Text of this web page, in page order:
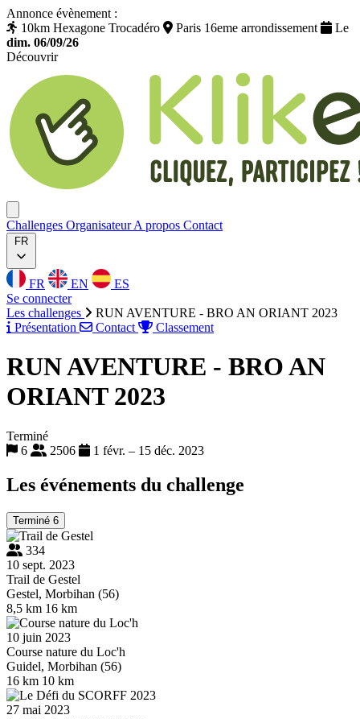
Annonce évènement :
10km Hexagone Trocadéro
Paris 16eme arrondissement
Le
dim. 06/09/26
Découvrir
Challenges OrganisateurA propos Contact
FR
FR EN
ES
Se connecter
Les challenges
RUN AVENTURE - BRO AN ORIANT 2023
Présentation
Contact Classement
RUN AVENTURE - BRO AN
ORIANT 2023
Terminé
6
2506 1 févr. – 15 déc. 2023
Les événements du challenge
Terminé 6
334
10 sept. 2023
Trail de Gestel
Gestel, Morbihan (56)
8,5 km 16 km
10 juin 2023
Course nature du Loc'h
Guidel, Morbihan (56)
16 km 10 km
27 mai 2023